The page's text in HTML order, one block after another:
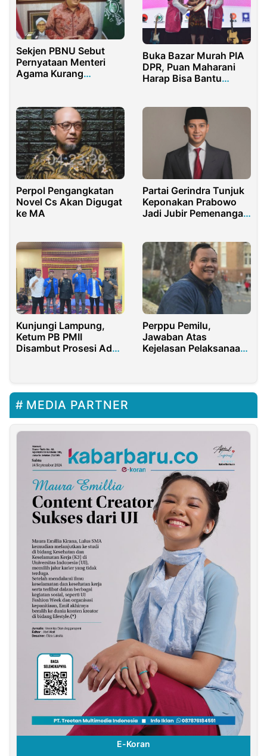
Sekjen PBNU Sebut
Pernyataan Menteri
Agama Kurang
Buka Bazar Murah PIA
DPR, Puan Maharani
Harap Bisa Bantu
Perpol Pengangkatan
Novel Cs Akan Digugat
ke MA
Partai Gerindra Tunjuk
Keponakan Prabowo
Jadi Jubir Pemenangan
Kunjungi Lampung,
Ketum PB PMII
Disambut Prosesi Adat
Perppu Pemilu,
Jawaban Atas
Kejelasan Pelaksanaan
MEDIA PARTNER
E-Koran